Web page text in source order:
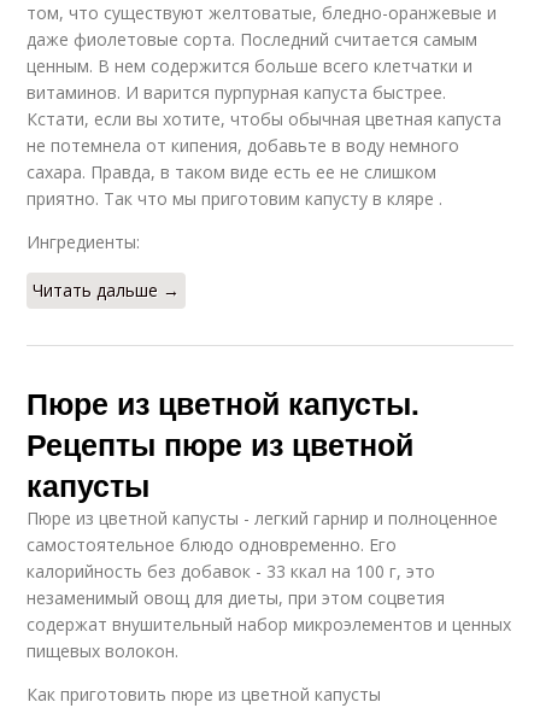
том, что существуют желтоватые, бледно-оранжевые и
даже фиолетовые сорта. Последний считается самым
ценным. В нем содержится больше всего клетчатки и
витаминов. И варится пурпурная капуста быстрее.
Кстати, если вы хотите, чтобы обычная цветная капуста
не потемнела от кипения, добавьте в воду немного
сахара. Правда, в таком виде есть ее не слишком
приятно. Так что мы приготовим капусту в кляре .
Ингредиенты:
Читать дальше →
Пюре из цветной капусты.
Рецепты пюре из цветной
капусты
Пюре из цветной капусты - легкий гарнир и полноценное
самостоятельное блюдо одновременно. Его
калорийность без добавок - 33 ккал на 100 г, это
незаменимый овощ для диеты, при этом соцветия
содержат внушительный набор микроэлементов и ценных
пищевых волокон.
Как приготовить пюре из цветной капусты